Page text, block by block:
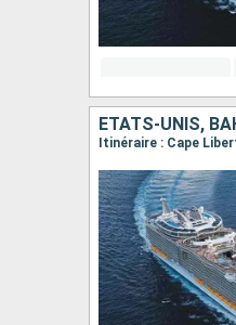
ÉTATS-UNIS,
Itinéraire : Cape